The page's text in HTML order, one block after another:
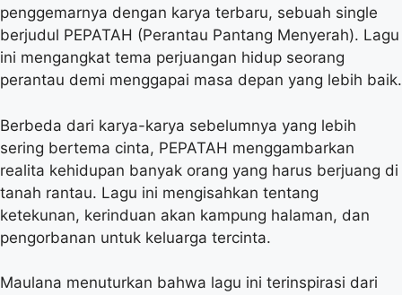
penggemarnya dengan karya terbaru, sebuah single
berjudul PEPATAH (Perantau Pantang Menyerah). Lagu
ini mengangkat tema perjuangan hidup seorang
perantau demi menggapai masa depan yang lebih baik.
Berbeda dari karya-karya sebelumnya yang lebih
sering bertema cinta, PEPATAH menggambarkan
realita kehidupan banyak orang yang harus berjuang di
tanah rantau. Lagu ini mengisahkan tentang
ketekunan, kerinduan akan kampung halaman, dan
pengorbanan untuk keluarga tercinta.
Maulana menuturkan bahwa lagu ini terinspirasi dari